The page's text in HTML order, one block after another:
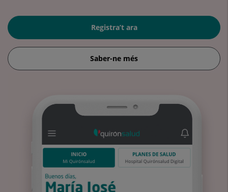
Registra’t ara
Saber-ne més